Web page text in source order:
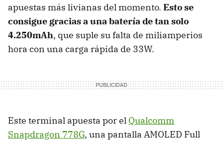
apuestas más livianas del momento. Esto se
consigue gracias a una batería de tan solo
4.250mAh, que suple su falta de miliamperios
hora con una carga rápida de 33W.
Este terminal apuesta por el Qualcomm
Snapdragon 778G, una pantalla AMOLED Full